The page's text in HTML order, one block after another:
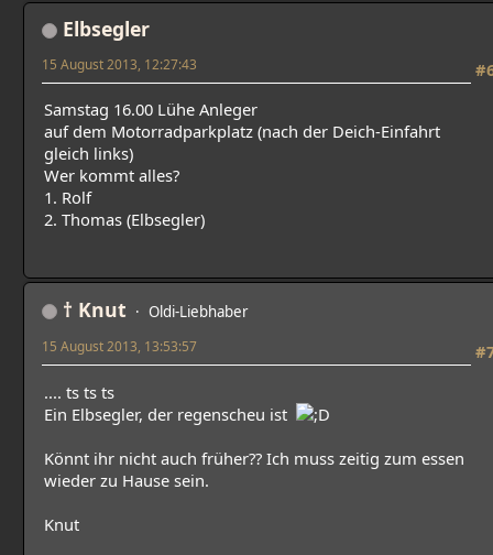
Elbsegler
15 August 2013, 12:27:43
Samstag 16.00 Lühe Anleger
auf dem Motorradparkplatz (nach der Deich-Einfahrt
gleich links)
Wer kommt alles?
1. Rolf
2. Thomas (Elbsegler)
† Knut Oldi-Liebhaber
15 August 2013, 13:53:57
.... ts ts ts
Ein Elbsegler, der regenscheu ist
Könnt ihr nicht auch früher?? Ich muss zeitig zum essen
wieder zu Hause sein.
Knut